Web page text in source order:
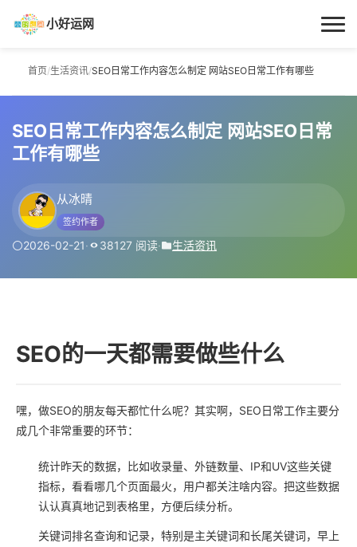
小好运网
首页
每日更新
经验指南
技巧百科
首页 /生活资讯/SEO日常工作内容怎么制定 网站SEO日常工作有哪些
SEO日常工作内容怎么制定 网站SEO日常
工作有哪些
从冰晴
签约作者
2026-02-21 · 38127 阅读· 生活资讯
SEO的一天都需要做些什么
嘿，做SEO的朋友每天都忙什么呢？其实啊，SEO日常工作主要分
成几个非常重要的环节：
统计昨天的数据，比如收录量、外链数量、IP和UV这些关键
指标，看看哪几个页面最火，用户都关注啥内容。把这些数据
认认真真地记到表格里，方便后续分析。
关键词排名查询和记录，特别是主关键词和长尾关键词，早上